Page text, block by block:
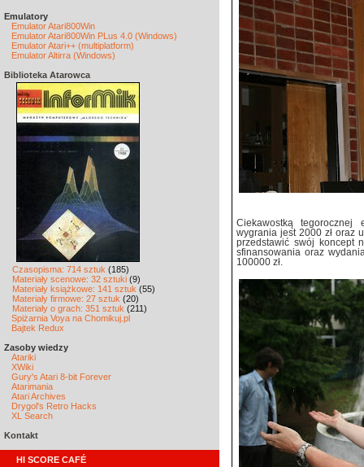
Emulatory
Emulator Atari800Win
Emulator Atari800Win PLus 4.0 (Windows)
Emulator Atari++ (multiplatform)
Emulator Altirra (Windows)
Biblioteka Atarowca
Czasopisma: 714 sztuk (185)
Materiały scenowe: 32 sztuki (9)
Materiały książkowe: 141 sztuk (55)
Materiały firmowe: 27 sztuk (20)
Materiały o grach: 351 sztuk (211)
Spiżarnia Voya na Chomikuj.pl
Bajtek Redux
Zasoby wiedzy
Atariki
XWiki
Gury's Atari 8-bit Forever
Atarimania
Atari Archives
Drygol's Retro Hacks
XL Search
Kontakt
HI SCORE CAFÉ
Ciekawostką
wygrania jest 2000 zł oraz
przedstawić swój koncept
sfinansowania oraz
100000 zł.